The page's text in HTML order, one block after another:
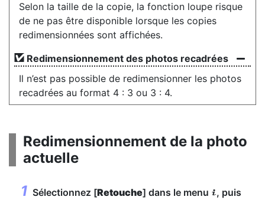
Selon la taille de la copie, la fonction loupe risque
de ne pas être disponible lorsque les copies
redimensionnées sont affichées.
Redimensionnement des photos recadrées
Il n’est pas possible de redimensionner les photos
recadrées au format 4 : 3 ou 3 : 4.
Redimensionnement de la photo
actuelle
Sélectionnez [Retouche] dans le menu i, puis